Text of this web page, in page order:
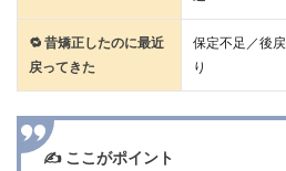
🔁 昔矯正したのに最近
戻ってきた
保定不足／後戻
り
✍️ ここがポイント